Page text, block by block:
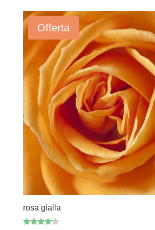
Offerta
rosa gialla